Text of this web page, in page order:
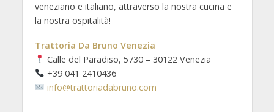
veneziano e italiano, attraverso la nostra cucina e
la nostra ospitalità!
Trattoria Da Bruno Venezia
Calle del Paradiso, 5730 – 30122 Venezia
+39 041 2410436
info@trattoriadabruno.com